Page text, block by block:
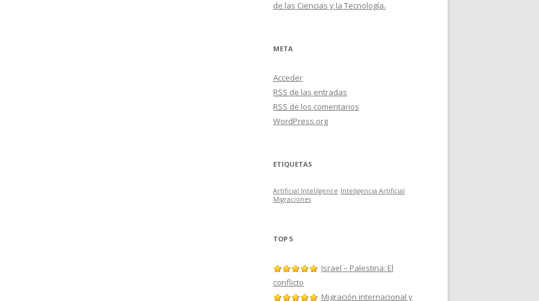
de las Ciencias y la Tecnología.
META
Acceder
RSS de las entradas
RSS de los comentarios
WordPress.org
ETIQUETAS
Artificial Intelilgence Inteligencia Artificial
Migraciones
TOP 5
Israel – Palestina: El
conflicto
Migración internacional y